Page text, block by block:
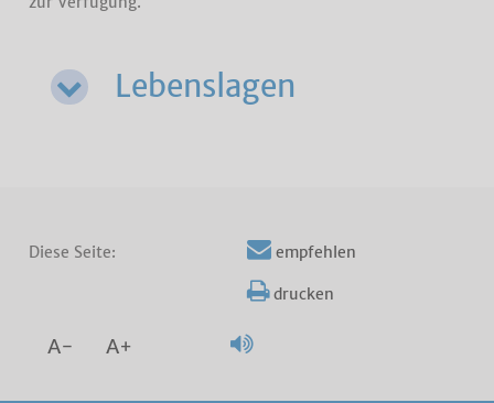
Lebenslagen
Diese Seite: empfehlen
drucken
A- A+